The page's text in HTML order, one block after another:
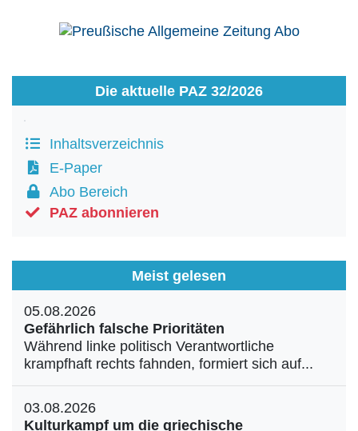
Die aktuelle PAZ 32/2026
Inhaltsverzeichnis
E-Paper
Abo Bereich
PAZ abonnieren
Meist gelesen
05.08.2026
Gefährlich falsche Prioritäten
Während linke politisch Verantwortliche
krampfhaft rechts fahnden, formiert sich auf...
03.08.2026
Kulturkampf um die griechische